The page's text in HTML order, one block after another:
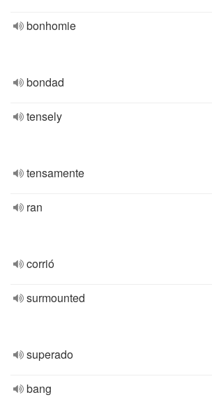
bonhomie
bondad
tensely
tensamente
ran
corrió
surmounted
superado
bang